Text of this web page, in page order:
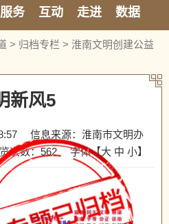
服务 互动 走进
数据
> 归档专栏 > 淮南文明创建公益
新风5
信息来源：淮南市文明办
次数：562 字体【大 中 小】